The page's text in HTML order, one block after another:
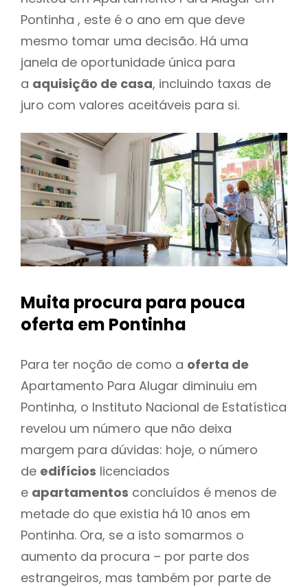
Pontinha , este é o ano em que deve
mesmo tomar uma decisão. Há uma
janela de oportunidade única para
a aquisição de casa, incluindo taxas de
juro com valores aceitáveis para si.
Muita procura para pouca
oferta em Pontinha
Para ter noção de como a oferta de
Apartamento Para Alugar diminuiu em
Pontinha, o Instituto Nacional de Estatística
revelou um número que não deixa
margem para dúvidas: hoje, o número
de edifícios licenciados
e apartamentos concluídos é menos de
metade do que existia há 10 anos em
Pontinha. Ora, se a isto somarmos o
aumento da procura – por parte dos
estrangeiros, mas também por parte de